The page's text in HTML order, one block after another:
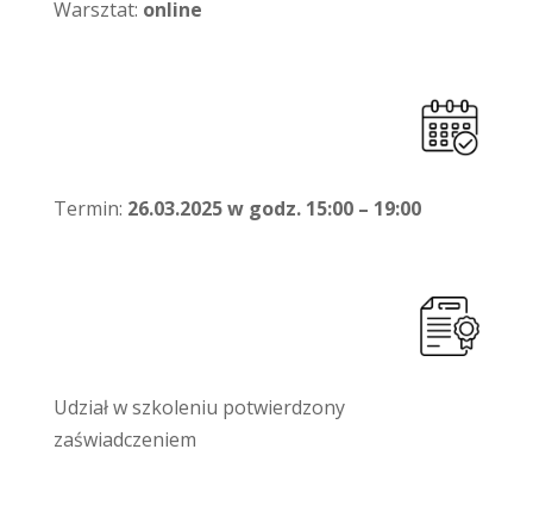
Warsztat: online
Termin: 26.03.2025 w godz. 15:00 – 19:00
Udział w szkoleniu potwierdzony
zaświadczeniem